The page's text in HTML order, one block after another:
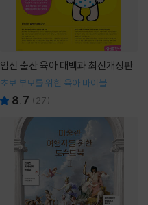
임신 출산 육아 대백과 최신개정판
초보 부모를 위한 육아 바이블
8.7 ( 27)